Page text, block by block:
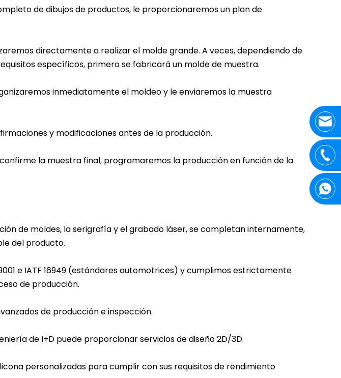
de dibujos de productos, le proporcionaremos un plan de
directamente a realizar el molde grande. A veces, dependiendo de
específicos, primero se fabricará un molde de muestra.
inmediatamente el moldeo y le enviaremos la muestra
y modificaciones antes de la producción.
la muestra final, programaremos la producción en función de la
de moldes, la serigrafía y el grabado láser, se completan internamente,
del producto.
e IATF 16949 (estándares automotrices) y cumplimos estrictamente
de producción.
de producción e inspección.
de I+D puede proporcionar servicios de diseño 2D/3D.
personalizadas para cumplir con sus requisitos de rendimiento